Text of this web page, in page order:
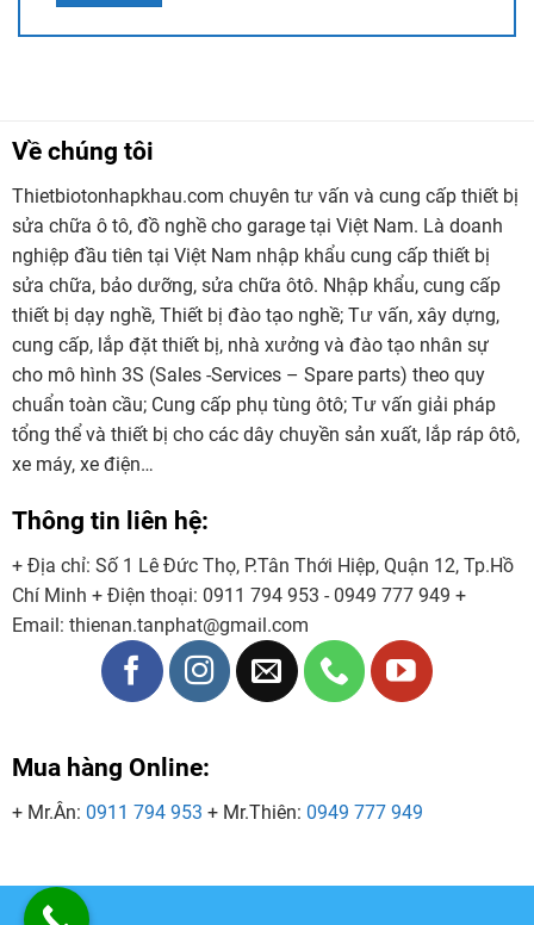
Liên hệ tư vấn và mua hàng
Tp.HCM
Hotline: 0911 794 953
Youtube:Đồ Nghề Garage
Về chúng tôi
Thietbiotonhapkhau.com chuyên tư vấn và cung cấp thiết bị
sửa chữa ô tô, đồ nghề cho garage tại Việt Nam. Là doanh
nghiệp đầu tiên tại Việt Nam nhập khẩu cung cấp thiết bị
sửa chữa, bảo dưỡng, sửa chữa ôtô. Nhập khẩu, cung cấp
thiết bị dạy nghề, Thiết bị đào tạo nghề; Tư vấn, xây dựng,
cung cấp, lắp đặt thiết bị, nhà xưởng và đào tạo nhân sự
cho mô hình 3S (Sales -Services – Spare parts) theo quy
chuẩn toàn cầu; Cung cấp phụ tùng ôtô; Tư vấn giải pháp
tổng thể và thiết bị cho các dây chuyền sản xuất, lắp ráp ôtô,
xe máy, xe điện…
Thông tin liên hệ:
+ Địa chỉ: Số 1 Lê Đức Thọ, P.Tân Thới Hiệp, Quận 12, Tp.Hồ
Chí Minh + Điện thoại: 0911 794 953 - 0949 777 949 +
Email: thienan.tanphat@gmail.com
Mua hàng Online:
+ Mr.Ân: 0911 794 953 + Mr.Thiên: 0949 777 949